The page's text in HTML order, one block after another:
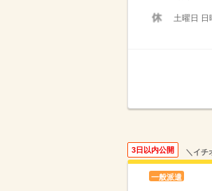
土曜日 日
3日以内公開 ＼イチ
一般派遣